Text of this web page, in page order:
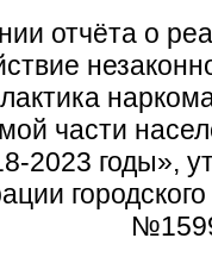
отчёта о
части
2023 годы»,